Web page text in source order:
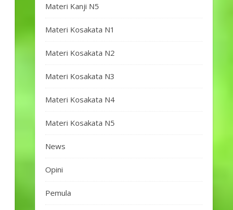
Materi Kanji N5
Materi Kosakata N1
Materi Kosakata N2
Materi Kosakata N3
Materi Kosakata N4
Materi Kosakata N5
News
Opini
Pemula